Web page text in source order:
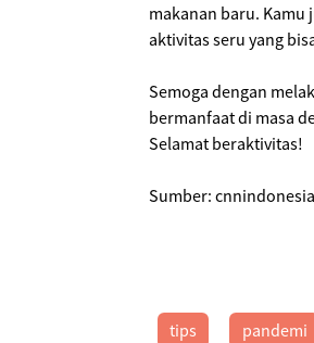
makanan baru. Kamu
aktivitas seru yang
Semoga dengan
bermanfaat di masa
Selamat beraktivitas!
Sumber:
tips pandemi